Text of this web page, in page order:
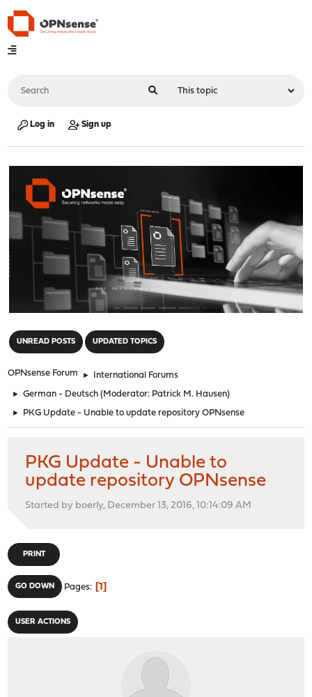
Log in Sign up
UNREAD POSTS UPDATED TOPICS
OPNsense Forum ► International Forums
► German - Deutsch (Moderator: Patrick M. Hausen)
► PKG Update - Unable to update repository OPNsense
PKG Update - Unable to
update repository OPNsense
Started by boerly, December 13, 2016, 10:14:09 AM
PRINT
GO DOWN Pages 1
USER ACTIONS